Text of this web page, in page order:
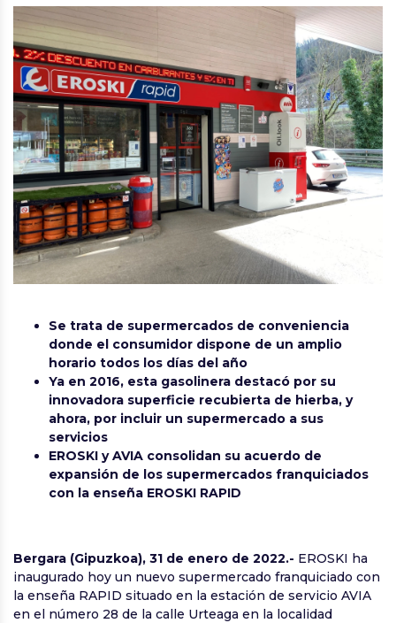
Se trata de supermercados de conveniencia
donde el consumidor dispone de un amplio
horario todos los días del año
Ya en 2016, esta gasolinera destacó por su
innovadora superficie recubierta de hierba, y
ahora, por incluir un supermercado a sus
servicios
EROSKI y AVIA consolidan su acuerdo de
expansión de los supermercados franquiciados
con la enseña EROSKI RAPID
Bergara (Gipuzkoa), 31 de enero de 2022.- EROSKI ha
inaugurado hoy un nuevo supermercado franquiciado con
la enseña RAPID situado en la estación de servicio AVIA
en el número 28 de la calle Urteaga en la localidad